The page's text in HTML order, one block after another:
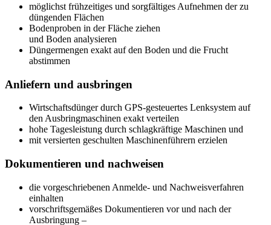
möglichst frühzeitiges und sorgfältiges Aufnehmen der zu
düngenden Flächen
Bodenproben in der Fläche ziehen
und Boden analysieren
Düngermengen exakt auf den Boden und die Frucht
abstimmen
Anliefern und ausbringen
Wirtschaftsdünger durch GPS-gesteuertes Lenksystem auf
den Ausbringmaschinen exakt verteilen
hohe Tagesleistung durch schlagkräftige Maschinen und
mit versierten geschulten Maschinenführern erzielen
Dokumentieren und nachweisen
die vorgeschriebenen Anmelde- und Nachweisverfahren
einhalten
vorschriftsgemäßes Dokumentieren vor und nach der
Ausbringung –